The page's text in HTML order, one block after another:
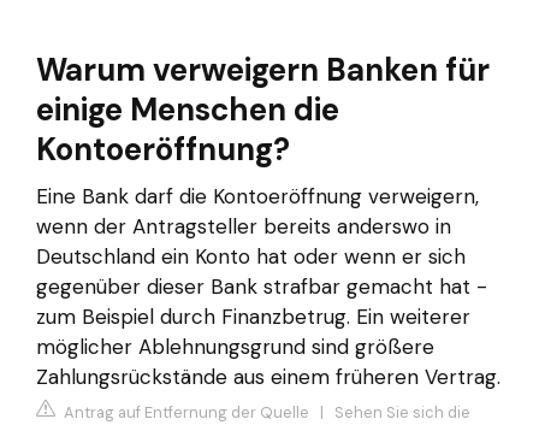
Warum verweigern Banken für
einige Menschen die
Kontoeröffnung?
Eine Bank darf die Kontoeröffnung verweigern,
wenn der Antragsteller bereits anderswo in
Deutschland ein Konto hat oder wenn er sich
gegenüber dieser Bank strafbar gemacht hat -
zum Beispiel durch Finanzbetrug. Ein weiterer
möglicher Ablehnungsgrund sind größere
Zahlungsrückstände aus einem früheren Vertrag.
Antrag auf Entfernung der Quelle | Sehen Sie sich die